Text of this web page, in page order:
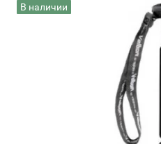
В наличии